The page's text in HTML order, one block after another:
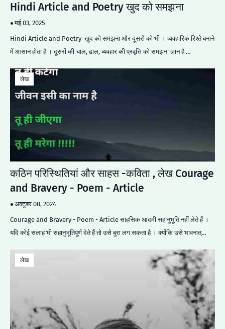
Hindi Article and Poetry खुद को समझना
मई 03, 2025
Hindi Article and Poetry खुद को समझना और दूसरों को भी । व्यवहारिक रिश्ते बनाने
में आसान होता है । दूसरों की चाल, ढाल, व्यवहार की प्रवृत्ति को समझना ज्ञान है …
लेख
कठिन परिस्थितियां और साहस -कविता , लेख Courage
and Bravery - Poem - Article
अक्टूबर 08, 2024
Courage and Bravery - Poem - Article साहसिक आदमी सहानुभूति नहीं लेते हैं ।
यदि कोई सलाह भी सहानुभूतिपूर्ण देते हैं तो उसे बुरा लग सकता है । क्योंकि उसे भावनात्…
लेख